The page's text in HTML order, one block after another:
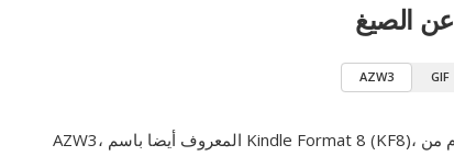
عن الصيغ
AZW3 GIF
AZW3، المعروف أيضا باسم Kindle Format 8 (KF8)، هو تنسيق الكتب الإلكترونية المتقدم من Amazon